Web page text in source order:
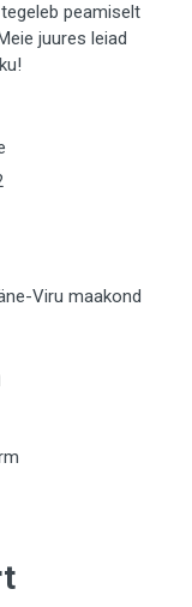
peamiselt
juures leiad
Viru maakond